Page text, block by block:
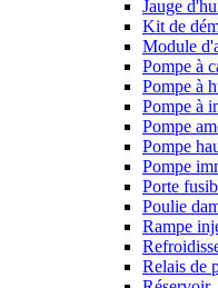
Jauge
Kit de
Module
Pompe à
Pompe à
Pompe à
Pompe
Pompe
Pompe
Porte
Poulie
Rampe
Relais de